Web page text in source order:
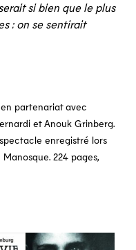
si bien que le plus
: on se sentirait
en partenariat avec
et Anouk Grinberg.
enregistré lors
224 pages,